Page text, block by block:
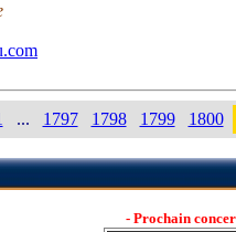
... 1797 1798 1799 1800
- Prochain